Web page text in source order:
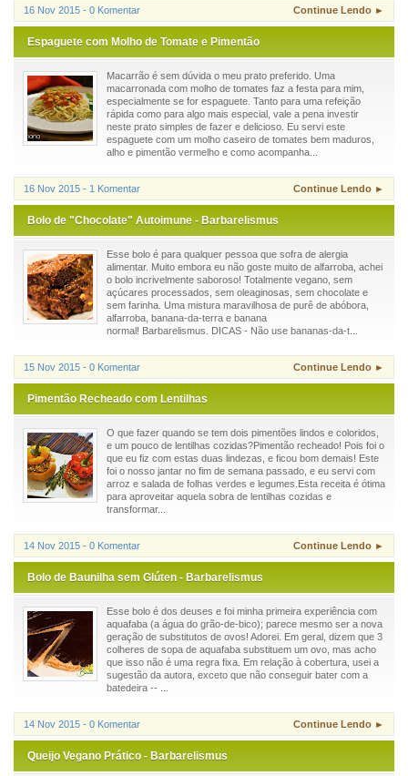
16 Nov 2015 - 0 Komentar Continue Lendo ►
Espaguete com Molho de Tomate e Pimentão
Macarrão é sem dúvida o meu prato preferido. Uma
macarronada com molho de tomates faz a festa para mim,
especialmente se for espaguete. Tanto para uma refeição
rápida como para algo mais especial, vale a pena investir
neste prato simples de fazer e delicioso. Eu servi este
espaguete com um molho caseiro de tomates bem maduros,
alho e pimentão vermelho e como acompanha...
16 Nov 2015 - 1 Komentar Continue Lendo ►
Bolo de "Chocolate" Autoimune - Barbarelismus
Esse bolo é para qualquer pessoa que sofra de alergia
alimentar. Muito embora eu não goste muito de alfarroba, achei
o bolo incrivelmente saboroso! Totalmente vegano, sem
açúcares processados, sem oleaginosas, sem chocolate e
sem farinha. Uma mistura maravilhosa de purê de abóbora,
alfarroba, banana-da-terra e banana
normal! Barbarelismus. DICAS - Não use bananas-da-t...
15 Nov 2015 - 0 Komentar Continue Lendo ►
Pimentão Recheado com Lentilhas
O que fazer quando se tem dois pimentões lindos e coloridos,
e um pouco de lentilhas cozidas?Pimentão recheado! Pois foi o
que eu fiz com estas duas lindezas, e ficou bom demais! Este
foi o nosso jantar no fim de semana passado, e eu servi com
arroz e salada de folhas verdes e legumes.Esta receita é ótima
para aproveitar aquela sobra de lentilhas cozidas e
transformar...
14 Nov 2015 - 0 Komentar Continue Lendo ►
Bolo de Baunilha sem Glúten - Barbarelismus
Esse bolo é dos deuses e foi minha primeira experiência com
aquafaba (a água do grão-de-bico); parece mesmo ser a nova
geração de substitutos de ovos! Adorei. Em geral, dizem que 3
colheres de sopa de aquafaba substituem um ovo, mas acho
que isso não é uma regra fixa. Em relação à cobertura, usei a
sugestão da autora, exceto que não conseguir bater com a
batedeira -- ...
14 Nov 2015 - 0 Komentar Continue Lendo ►
Queijo Vegano Prático - Barbarelismus